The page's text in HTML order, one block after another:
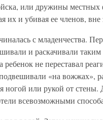
или дружины местных
и убивая ее членов, вне
с младенчества.
и раскачивали
ребенок не переставал
«на вожжах»,
ногой или рукой от стены.
всевозможными